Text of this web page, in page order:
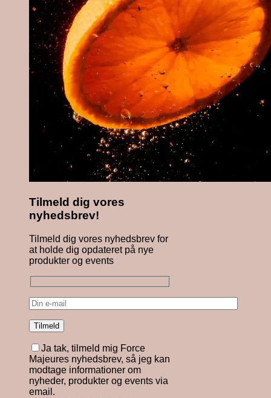
Tilmeld dig vores
nyhedsbrev!
Tilmeld dig vores nyhedsbrev for
at holde dig opdateret på nye
produkter og events
Ja tak, tilmeld mig Force
Majeures nyhedsbrev, så jeg kan
modtage informationer om
nyheder, produkter og events via
email.